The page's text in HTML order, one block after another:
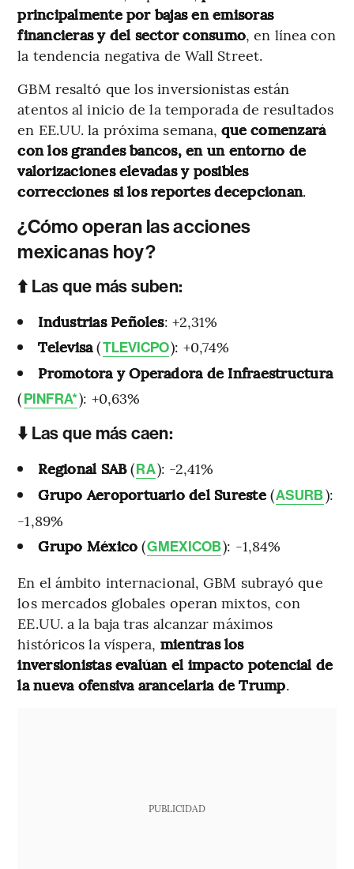
principalmente por bajas en emisoras
financieras y del sector consumo, en línea con
la tendencia negativa de Wall Street.
GBM resaltó que los inversionistas están
atentos al inicio de la temporada de resultados
en EE.UU. la próxima semana,que comenzará
con los grandes bancos, en un entorno de
valorizaciones elevadas y posibles
correcciones si los reportes decepcionan.
¿Cómo operan las acciones
mexicanas hoy?
⬆️ Las que más suben:
Industrias Peñoles: +2,31%
Televisa(TLEVICPO): +0,74%
Promotora y Operadora de Infraestructura
(PINFRA*): +0,63%
⬇️ Las que más caen:
Regional SAB(RA): -2,41%
Grupo Aeroportuario del Sureste(ASURB):
-1,89%
Grupo México (GMEXICOB): -1,84%
En el ámbito internacional, GBM subrayó que
los mercados globales operan mixtos, con
EE.UU. a la baja tras alcanzar máximos
históricos la víspera, mientras los
inversionistas evalúan el impacto potencial de
la nueva ofensiva arancelaria de Trump.
PUBLICIDAD